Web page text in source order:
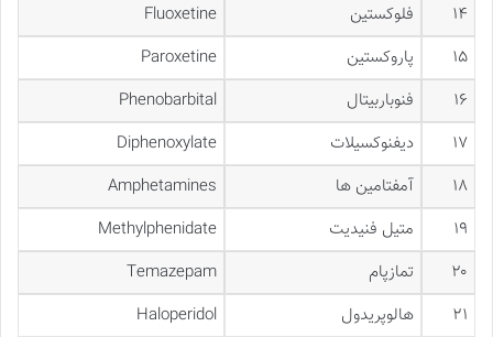
۱۴
فلوکستین
Fluoxetine
۱۵
پاروکستین
Paroxetine
۱۶
فنوباربیتال
Phenobarbital
۱۷
دیفنوکسیلات
Diphenoxylate
۱۸
آمفتامین ها
Amphetamines
۱۹
متیل فنیدیت
Methylphenidate
۲۰
تمازپام
Temazepam
۲۱
هالوپریدول
Haloperidol